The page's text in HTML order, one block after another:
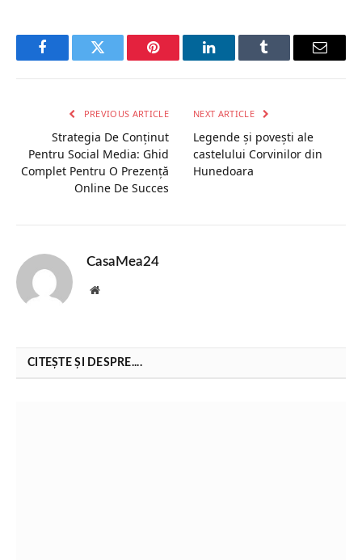
FacebookTwitter Pinterest LinkedInTumblr Email
PREVIOUS ARTICLE
Strategia De Conținut
Pentru Social Media: Ghid
Complet Pentru O Prezență
Online De Succes
NEXT ARTICLE
Legende și povești ale
castelului Corvinilor din
Hunedoara
CasaMea24
Website
CITEȘTE ȘI DESPRE....